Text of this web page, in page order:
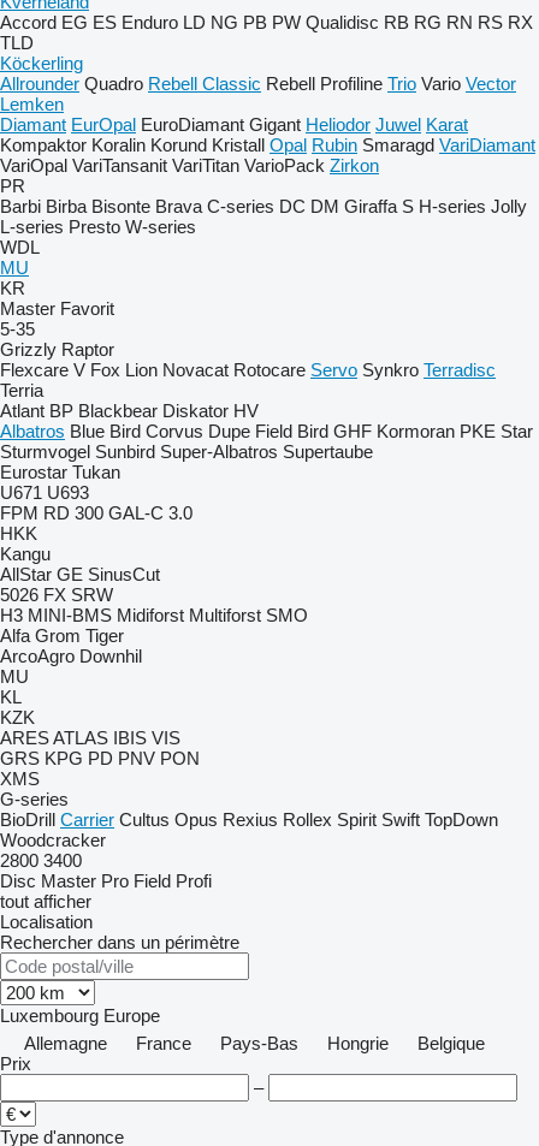
Accord EG ES Enduro LD NG PB PW Qualidisc RB RG RN RS RX
TLD
Köckerling
Allrounder Quadro Rebell Classic Rebell Profiline Trio Vario Vector
Lemken
Diamant EurOpal EuroDiamant Gigant Heliodor Juwel Karat
Kompaktor Koralin Korund Kristall Opal Rubin Smaragd VariDiamant
VariOpal VariTansanit VariTitan VarioPack Zirkon
PR
Barbi Birba Bisonte Brava C-series DC DM Giraffa S H-series Jolly
L-series Presto W-series
WDL
MU
KR
Master Favorit
5-35
Grizzly Raptor
Flexcare V Fox Lion Novacat Rotocare Servo Synkro Terradisc
Terria
Atlant BP Blackbear Diskator HV
Albatros Blue Bird Corvus Dupe Field Bird GHF Kormoran PKE Star
Sturmvogel Sunbird Super-Albatros Supertaube
Eurostar Tukan
U671 U693
FPM RD 300 GAL-C 3.0
HKK
Kangu
AllStar GE SinusCut
5026 FX SRW
H3 MINI-BMS Midiforst Multiforst SMO
Alfa Grom Tiger
ArcoAgro Downhil
MU
KL
KZK
ARESATLAS IBIS VIS
GRS KPG PD PNV PON
XMS
G-series
BioDrill Carrier Cultus Opus Rexius Rollex Spirit Swift TopDown
Woodcracker
2800 3400
Disc Master Pro Field Profi
tout afficher
Localisation
Rechercher dans un périmètre
Luxembourg Europe
Allemagne
France Pays-Bas Hongrie
Belgique
Prix
–
Type d'annonce